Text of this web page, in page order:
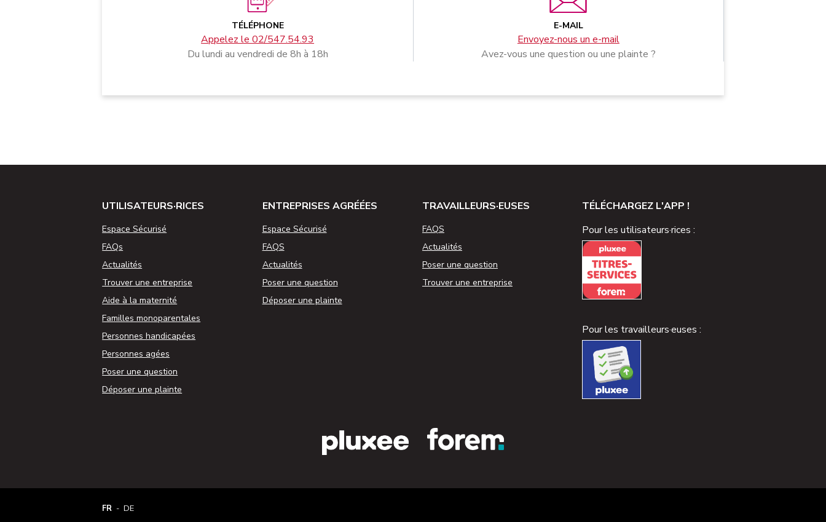
TÉLÉPHONE
Appelez le 02/547.54.93
Du lundi au vendredi de 8h à 18h
E-MAIL
Envoyez-nous un e-mail
Avez-vous une question ou une plainte ?
UTILISATEURS·RICES
Espace Sécurisé
FAQs
Actualités
Trouver une entreprise
Aide à la maternité
Familles monoparentales
Personnes handicapées
Personnes agées
Poser une question
Déposer une plainte
ENTREPRISES AGRÉÉES
Espace Sécurisé
FAQS
Actualités
Poser une question
Déposer une plainte
TRAVAILLEURS·EUSES
FAQS
Actualités
Poser une question
Trouver une entreprise
TÉLÉCHARGEZ L'APP !
Pour les utilisateurs·rices :
Pour les travailleurs·euses :
FR FRENCH (BELGIUM)
DEDEUTSCH (BELGIEN)